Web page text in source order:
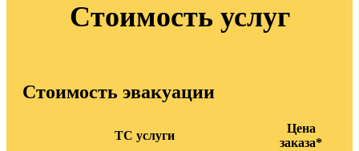
Стоимость услуг
Стоимость эвакуации
ТС услуги
Цена
заказа*